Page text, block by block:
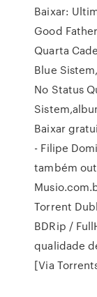
Baixar:
Good
Quarta
Blue
No Status
Baixar
- Filipe
também
Torrent
BDRip /
qualidade
[Via